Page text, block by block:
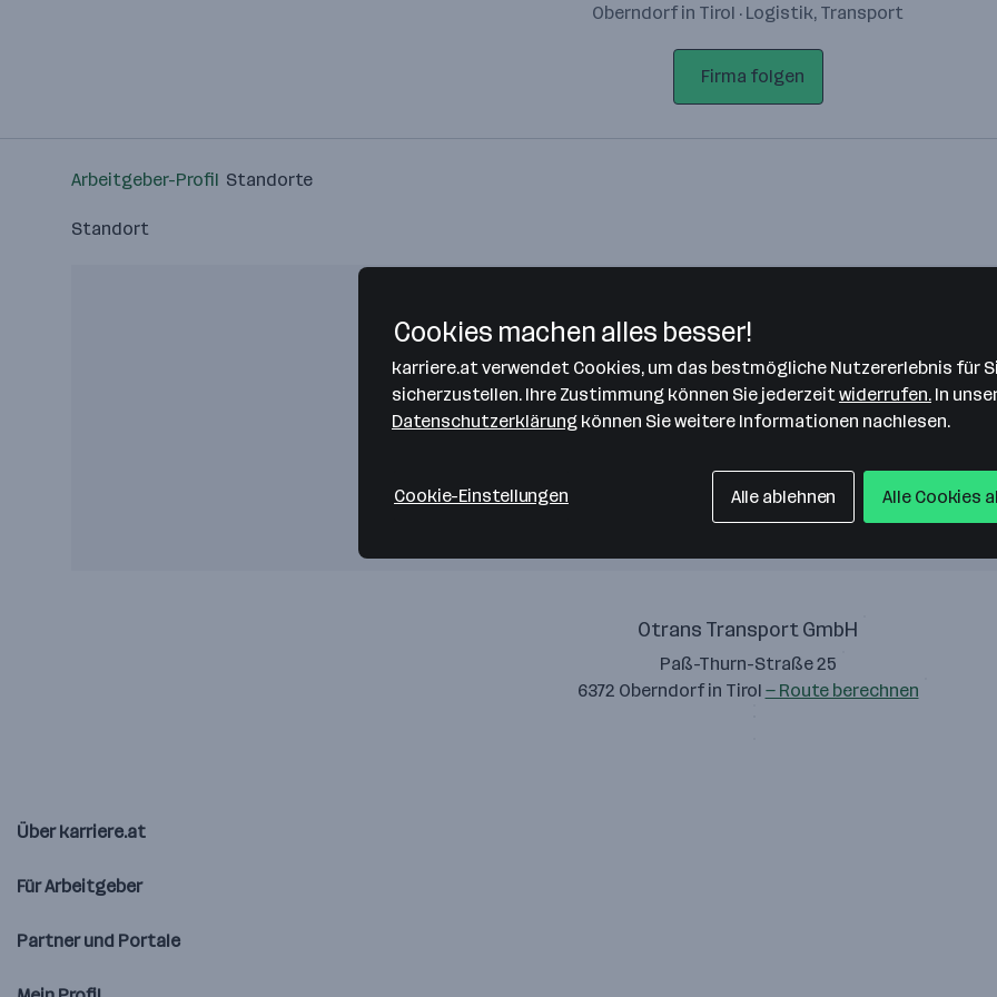
Oberndorf in Tirol · Logistik, Transport
Firma folgen
Arbeitgeber-Profil Standorte
Standort
Bitte stimme unseren Cookie-
Richtlinien zu, um diese Karte
anzuzeigen.
Zustimmung geben
Otrans Transport GmbH
Paß-Thurn-Straße 25
6372 Oberndorf in Tirol — Route berechnen
Über karriere.at
Für Arbeitgeber
Partner und Portale
Cookies machen alles besser!
karriere.at verwendet Cookies, um das bestmögliche Nutzererlebnis für
sicherzustellen. Ihre Zustimmung können Sie jederzeit widerrufen. In
Datenschutzerklärung können Sie weitere Informationen nachlesen.
Cookie-Einstellungen Alle ablehnen Alle Cookies